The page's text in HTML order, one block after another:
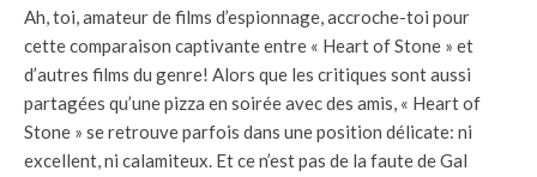
Ah, toi, amateur de films d’espionnage, accroche-toi pour
cette comparaison captivante entre « Heart of Stone » et
d’autres films du genre! Alors que les critiques sont aussi
partagées qu’une pizza en soirée avec des amis, « Heart of
Stone » se retrouve parfois dans une position délicate: ni
excellent, ni calamiteux. Et ce n’est pas de la faute de Gal